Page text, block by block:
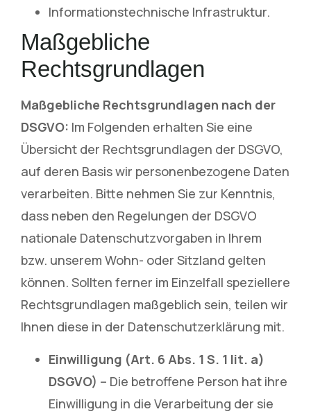
Informationstechnische Infrastruktur.
Maßgebliche
Rechtsgrundlagen
Maßgebliche Rechtsgrundlagen nach der
DSGVO: Im Folgenden erhalten Sie eine
Übersicht der Rechtsgrundlagen der DSGVO,
auf deren Basis wir personenbezogene Daten
verarbeiten. Bitte nehmen Sie zur Kenntnis,
dass neben den Regelungen der DSGVO
nationale Datenschutzvorgaben in Ihrem
bzw. unserem Wohn- oder Sitzland gelten
können. Sollten ferner im Einzelfall speziellere
Rechtsgrundlagen maßgeblich sein, teilen wir
Ihnen diese in der Datenschutzerklärung mit.
Einwilligung (Art. 6 Abs. 1 S. 1 lit. a)
DSGVO) – Die betroffene Person hat ihre
Einwilligung in die Verarbeitung der sie